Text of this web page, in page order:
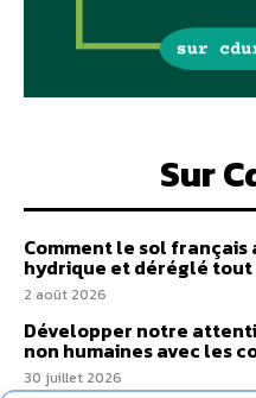
Sur
Comment le sol français
hydrique et déréglé
2 août 2026
Développer notre
non humaines avec les
30 juillet 2026